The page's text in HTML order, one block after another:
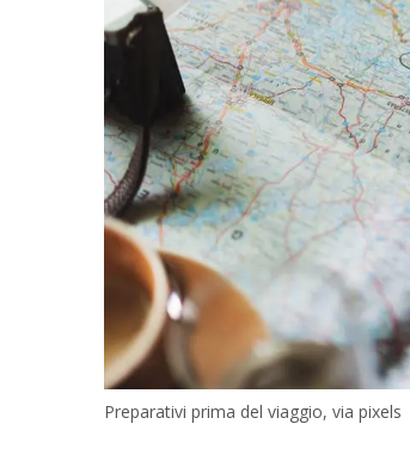
Preparativi prima del viaggio, via pixels